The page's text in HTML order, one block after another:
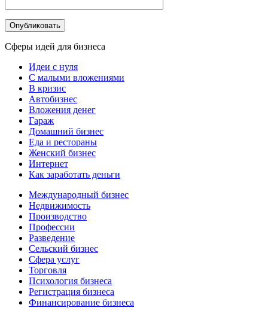
Сферы идей для бизнеса
Идеи с нуля
С малыми вложениями
В кризис
Автобизнес
Вложения денег
Гараж
Домашний бизнес
Еда и рестораны
Женский бизнес
Интернет
Как заработать деньги
Международный бизнес
Недвижимость
Производство
Профессии
Разведение
Сельский бизнес
Сфера услуг
Торговля
Психология бизнеса
Регистрация бизнеса
Финансирование бизнеса